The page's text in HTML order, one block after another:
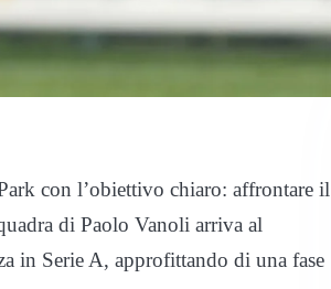
con l’obiettivo chiaro: affrontare il
di Paolo Vanoli arriva al
in Serie A, approfittando di una fase